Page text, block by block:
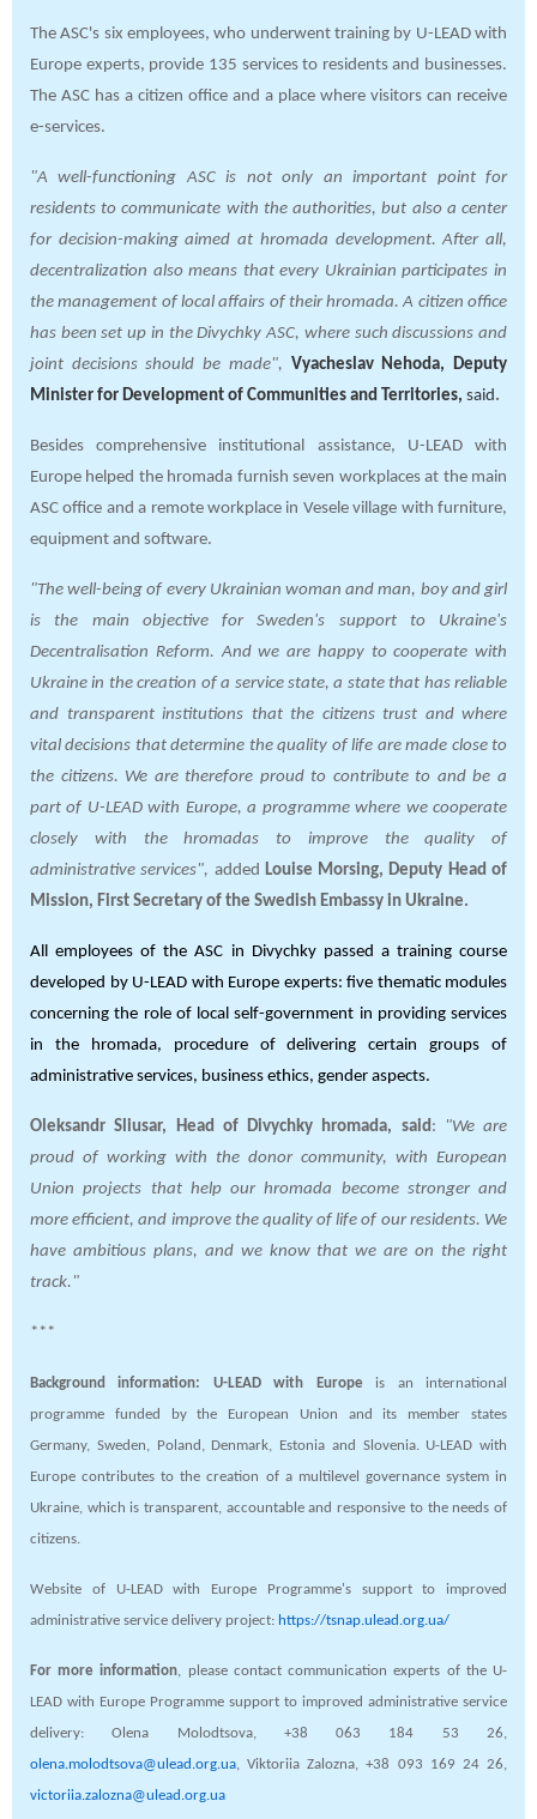
The ASC's six employees, who underwent training by U-LEAD with
Europe experts, provide 135 services to residents and businesses.
The ASC has a citizen office and a place where visitors can receive
e-services.
"A well-functioning ASC is not only an important point for
residents to communicate with the authorities, but also a center
for decision-making aimed at hromada development. After all,
decentralization also means that every Ukrainian participates in
the management of local affairs of their hromada. A citizen office
has been set up in the Divychky ASC, where such discussions and
joint decisions should be made", Vyacheslav Nehoda, Deputy
Minister for Development of Communities and Territories, said .
Besides comprehensive institutional assistance, U-LEAD with
Europe helped the hromada furnish seven workplaces at the main
ASC office and a remote workplace in Vesele village with furniture,
equipment and software.
"The well-being of every Ukrainian woman and man, boy and girl
is the main objective for Sweden's support to Ukraine's
Decentralisation Reform. And we are happy to cooperate with
Ukraine in the creation of a service state, a state that has reliable
and transparent institutions that the citizens trust and where
vital decisions that determine the quality of life are made close to
the citizens. We are therefore proud to contribute to and be a
part of U-LEAD with Europe, a programme where we cooperate
closely with the hromadas to improve the quality of
administrative services", added Louise Morsing, Deputy Head of
Mission, First Secretary of the Swedish Embassy in Ukraine.
All employees of the ASC in Divychky passed a training course
developed by U-LEAD with Europe experts: five thematic modules
concerning the role of local self-government in providing services
in the hromada, procedure of delivering certain groups of
administrative services, business ethics, gender aspects.
Oleksandr Sliusar, Head of Divychky hromada, said :
"We are
proud of working with the donor community, with European
Union projects that help our hromada become stronger and
more efficient, and improve the quality of life of our residents. We
have ambitious plans, and we know that we are on the right
track."
***
Background information: U-LEAD with Europe is an international
programme funded by the European Union and its member states
Germany, Sweden, Poland, Denmark, Estonia and Slovenia. U-LEAD with
Europe contributes to the creation of a multilevel governance system in
Ukraine, which is transparent, accountable and responsive to the needs of
citizens.
Website of U-LEAD with Europe Programme's support to improved
administrative service delivery project: https://tsnap.ulead.org.ua/
For more information, please contact communication experts of the U-
LEAD with Europe Programme support to improved administrative service
delivery: Olena Molodtsova, +38 063 184 53 26,
olena.molodtsova@ulead.org.ua, Viktoriia Zalozna,+38 093 169 24 26,
victoriia.zalozna@ulead.org.ua